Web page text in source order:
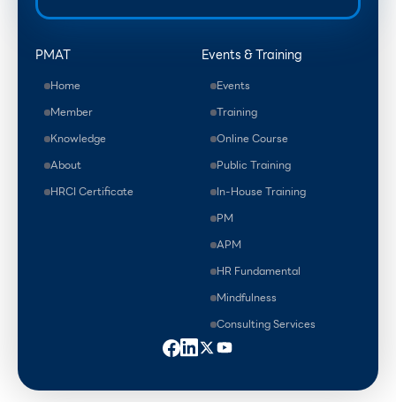
PMAT
Home
Member
Knowledge
About
HRCI Certificate
Events & Training
Events
Training
Online Course
Public Training
In-House Training
PM
APM
HR Fundamental
Mindfulness
Consulting Services